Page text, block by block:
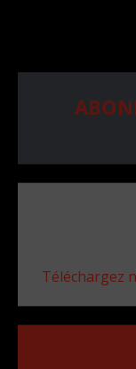
Téléchargez